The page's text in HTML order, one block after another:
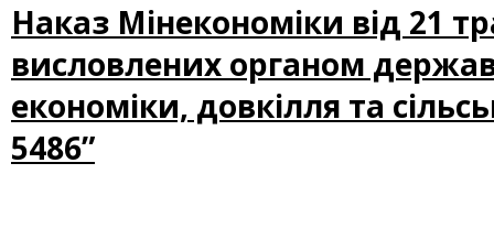
Наказ Мінекономіки від 21
висловлених органом
економіки, довкілля та
5486”